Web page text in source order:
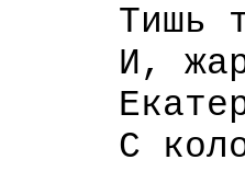
Тишь
И, жарко
С